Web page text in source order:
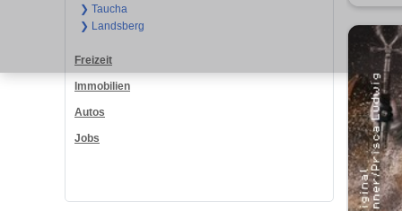
❯ Taucha
❯ Landsberg
Freizeit
Immobilien
Autos
Jobs